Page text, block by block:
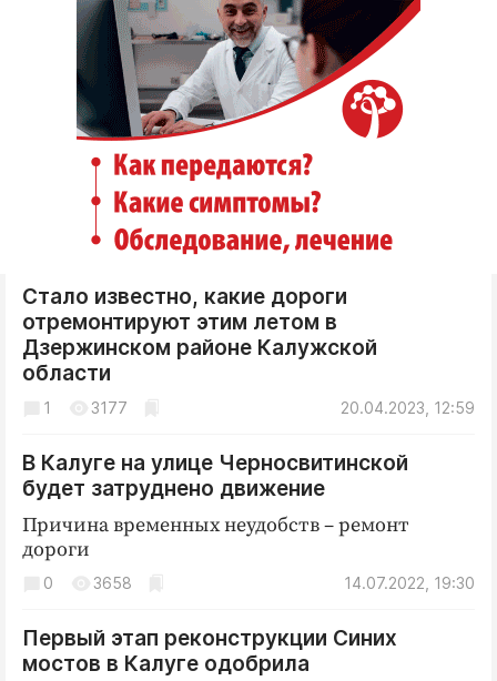
Стало известно, какие дороги
отремонтируют этим летом в
Дзержинском районе Калужской
области
20.04.2023, 12:59
1 3177
В Калуге на улице Черносвитинской
будет затруднено движение
Причина временных неудобств – ремонт
дороги
14.07.2022, 19:30
0 3658
Первый этап реконструкции Синих
мостов в Калуге одобрила